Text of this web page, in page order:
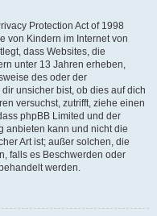
Protection Act of 1998
von Kindern im Internet von
dass Websites, die
unter 13 Jahren erheben,
des oder der
unsicher bist, ob dies auf dich
versuchst, zutrifft, ziehe einen
phpBB Limited und der
anbieten kann und nicht die
Art ist; außer solchen, die
falls es Beschwerden oder
werden.